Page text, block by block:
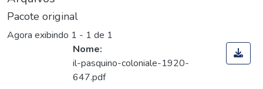
Pacote original
Agora exibindo 1 - 1 de 1
Nome:
il-pasquino-coloniale-1920-
647.pdf